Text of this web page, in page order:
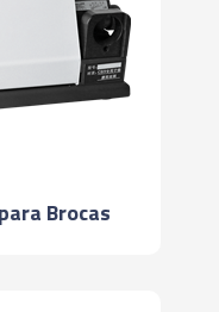
Brocas